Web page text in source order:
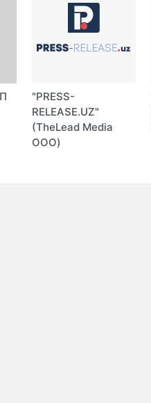
"PRESS-
RELEASE.UZ"
(TheLead Media
ООО)